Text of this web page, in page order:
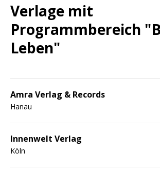
Verlage mit
Programmbereich
Leben"
Amra Verlag & Records
Hanau
Innenwelt Verlag
Köln